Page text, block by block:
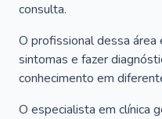
consulta.
O profissional dessa
sintomas e fazer
conhecimento em
O especialista em clínica